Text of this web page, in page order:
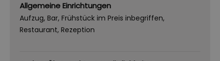
Allgemeine Einrichtungen
Aufzug Bar Frühstück im Preis inbegriffen
Restaurant Rezeption